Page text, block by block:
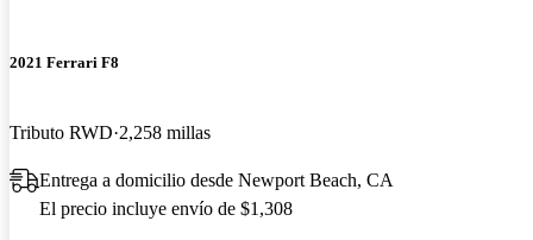
2021 Ferrari F8
Tributo RWD 2,258 millas
Entrega a domicilio desde Newport Beach, CA
El precio incluye envío de $1,308